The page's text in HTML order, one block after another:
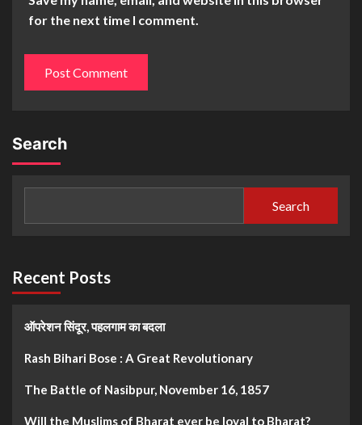
for the next time I comment.
Search
Search
Recent Posts
ऑपरेशन सिंदूर, पहलगाम का बदला
Rash Bihari Bose : A Great Revolutionary
The Battle of Nasibpur, November 16, 1857
Will the Muslims of Bharat ever be loyal to Bharat?